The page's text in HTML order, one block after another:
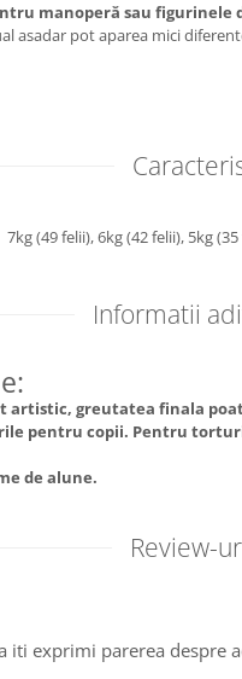
manoperă sau figurinele
asadar pot aparea mici
7kg (49 felii),6kg (42 felii), 5kg
Informatii
artistic, greutatea finala
pentru copii. Pentru torturi
de alune.
Review-
iti exprimi parerea despre